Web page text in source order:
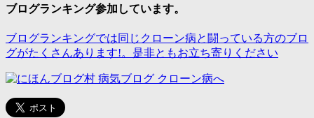
ブログランキング参加しています。
ブログランキングでは同じクローン病と闘っている方のブロ
グがたくさんあります!。是非ともお立ち寄りください